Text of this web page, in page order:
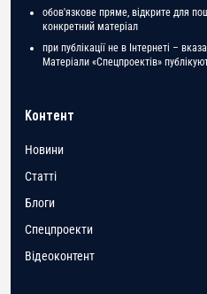
обов'язкове пряме, відкрите для
конкретний матеріал
при публікації не в Інтернеті –
Матеріали «Спецпроектів»
Контент
Новини
Статті
Блоги
Спецпроекти
Відеоконтент